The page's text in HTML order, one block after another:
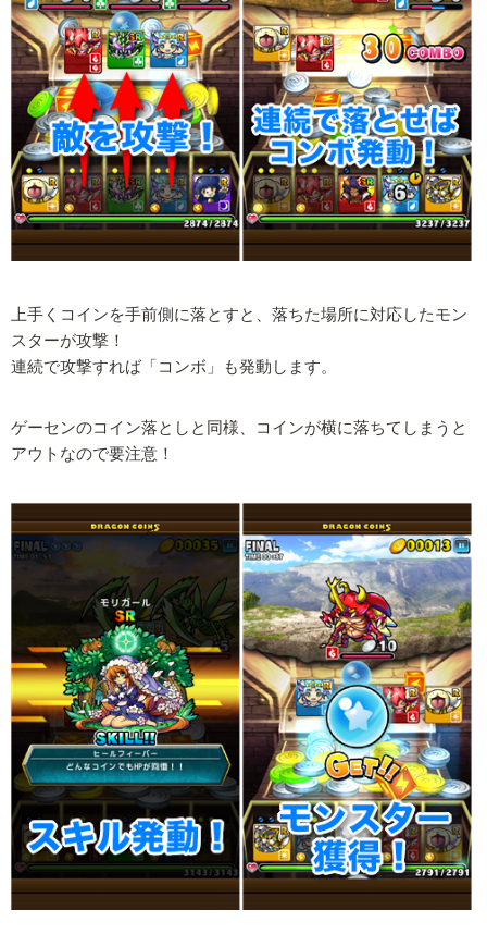
上手くコインを手前側に落とすと、落ちた場所に対応したモン
スターが攻撃！
連続で攻撃すれば「コンボ」も発動します。
ゲーセンのコイン落としと同様、コインが横に落ちてしまうと
アウトなので要注意！